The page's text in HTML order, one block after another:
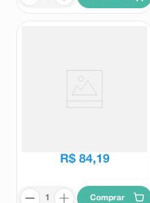
Nutri Whey Protein Integralmedica
R$ 84,19
Comprar